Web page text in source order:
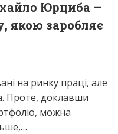
Юрциба –
якою заробляє
на ринку праці, але
Проте, доклавши
можна